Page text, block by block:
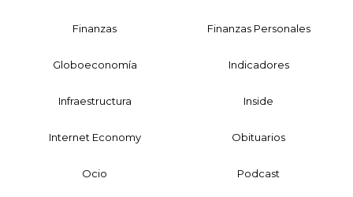
Finanzas Finanzas Personales
Globoeconomía Indicadores
Infraestructura Inside
Internet Economy Obituarios
Ocio Podcast